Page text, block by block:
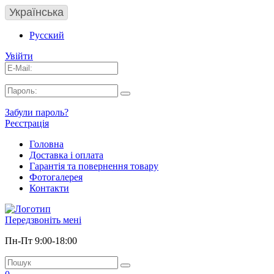
Українська
Русский
Увійти
Забули пароль?
Реєстрація
Головна
Доставка і оплата
Гарантія та повернення товару
Фотогалерея
Контакти
Передзвоніть мені
Пн-Пт 9:00-18:00